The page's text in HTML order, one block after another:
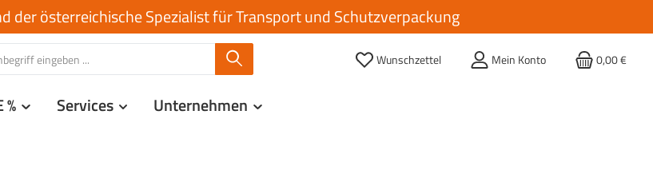
der österreichische Spezialist für Transport und Schutzverpackung
Wunschzettel Mein Konto 0,00 €
% Services Unternehmen